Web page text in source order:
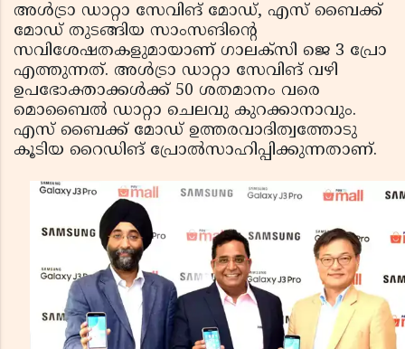
അള്‍ട്രാ ഡാറ്റാ സേവിങ് മോഡ്, എസ് ബൈക്ക്
മോഡ് തുടങ്ങിയ സാംസങിന്റെ
സവിശേഷതകളുമായാണ് ഗാലക്‌സി ജെ 3 പ്രോ
എത്തുന്നത്. അള്‍ട്രാ ഡാറ്റാ സേവിങ് വഴി
ഉപഭോക്താക്കള്‍ക്ക് 50 ശതമാനം വരെ
മൊബൈല്‍ ഡാറ്റാ ചെലവു കുറക്കാനാവും.
എസ് ബൈക്ക് മോഡ് ഉത്തരവാദിത്വത്തോടു
കൂടിയ റൈഡിങ് പ്രോല്‍സാഹിപ്പിക്കുന്നതാണ്.